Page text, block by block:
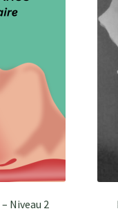
ancien
Niveau 2